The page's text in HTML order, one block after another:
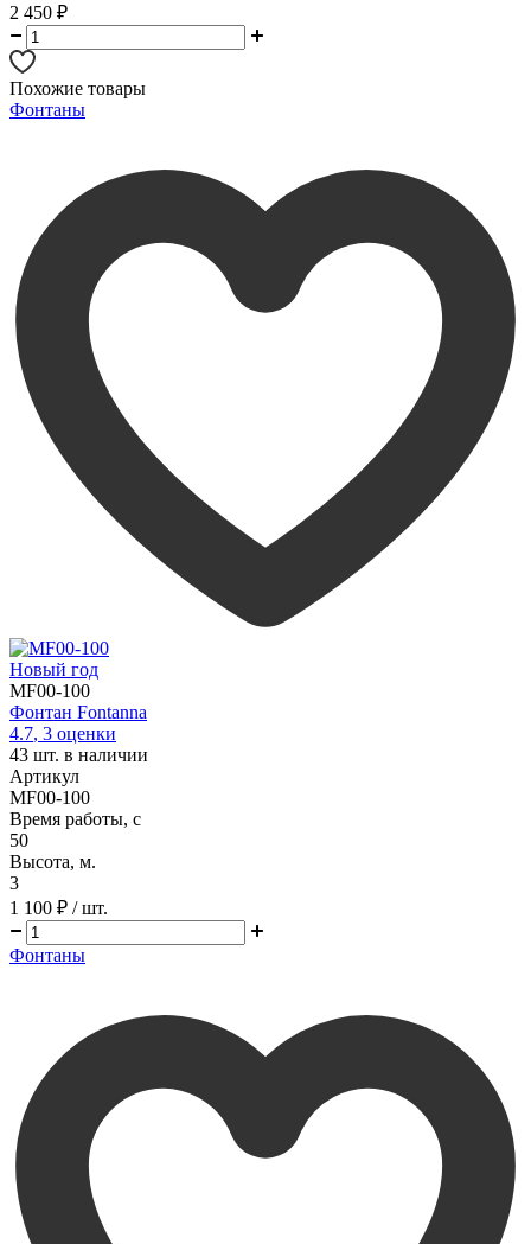
2 450 ₽
Похожие товары
Фонтаны
Новый год
MF00-100
Фонтан Fontanna
4.7, 3 оценки
43 шт. в наличии
Артикул
MF00-100
Время работы, с
50
Высота, м.
3
1 100 ₽ / шт.
Фонтаны